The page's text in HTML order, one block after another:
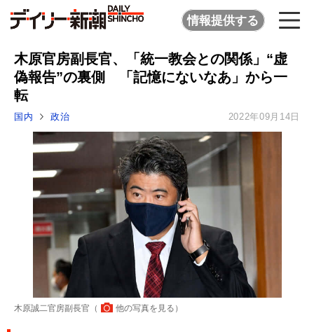
情報提供する
木原官房副長官、「統一教会との関係」“虚
偽報告”の裏側 「記憶にないなあ」から一
転
国内 政治 2022年09月14日
木原誠二官房副長官（ 他の写真を見る ）